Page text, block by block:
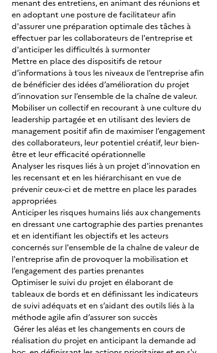
menant des entretiens, en animant des réunions et
en adoptant une posture de facilitateur afin
d'assurer une préparation optimale des tâches à
effectuer par les collaborateurs de l'entreprise et
d'anticiper les difficultés à surmonter
Mettre en place des dispositifs de retour
d’informations à tous les niveaux de l’entreprise afin
de bénéficier des idées d’amélioration du projet
d’innovation sur l’ensemble de la chaîne de valeur.
Mobiliser un collectif en recourant à une culture du
leadership partagée et en utilisant des leviers de
management positif afin de maximiser l’engagement
des collaborateurs, leur potentiel créatif, leur bien-
être et leur efficacité opérationnelle
Analyser les risques liés à un projet d'innovation en
les recensant et en les hiérarchisant en vue de
prévenir ceux-ci et de mettre en place les parades
appropriées
Anticiper les risques humains liés aux changements
en dressant une cartographie des parties prenantes
et en identifiant les objectifs et les acteurs
concernés sur l'ensemble de la chaîne de valeur de
l'entreprise afin de provoquer la mobilisation et
l’engagement des parties prenantes
Optimiser le suivi du projet en élaborant de
tableaux de bords et en définissant les indicateurs
de suivi adéquats et en s’aidant des outils liés à la
méthode agile afin d’assurer son succès
Gérer les aléas et les changements en cours de
réalisation du projet en anticipant la demande ad